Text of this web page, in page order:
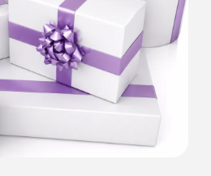
у специалистов клиники.